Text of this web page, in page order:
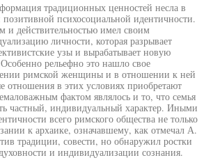
традиционных ценностей несла в
позитивной психосоциальной идентичности.
и действительностью имел своим
личности, которая разрывает
узы и вырабатывает новую
рельефно это нашло свое
римской женщины и в отношении к ней
отношения в этих условиях приобретают
фактом являлось и то, что семья
частный, индивидуальный характер. Иными
всего римского общества не только
к архаике, означавшему, как отмечал А.
традиции, совести, но обнаружил ростки
и индивидуализации сознания.